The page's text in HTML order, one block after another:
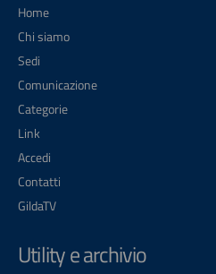
Home
Chi siamo
Sedi
Comunicazione
Categorie
Link
Accedi
Contatti
GildaTV
Utility e archivio